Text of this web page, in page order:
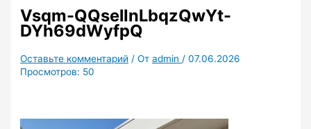
Vsqm-QQselInLbqzQwYt-
DYh69dWyfpQ
Оставьте комментарий / Отadmin /07.06.2026
Просмотров: 50